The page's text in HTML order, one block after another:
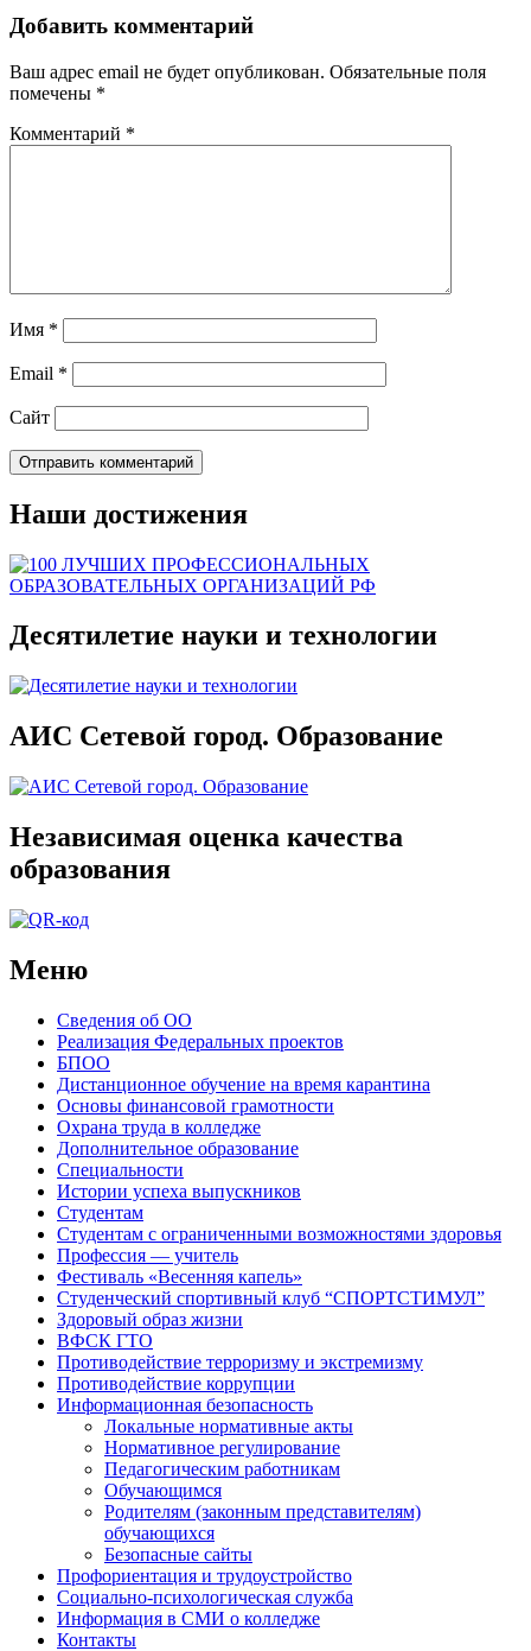
Добавить комментарий
Ваш адрес email не будет опубликован. Обязательные поля
помечены *
Комментарий *
Имя *
Email *
Сайт
Наши достижения
Десятилетие науки и технологии
АИС Сетевой город. Образование
Независимая оценка качества
образования
Меню
Сведения об ОО
Реализация Федеральных проектов
БПОО
Дистанционное обучение на время карантина
Основы финансовой грамотности
Охрана труда в колледже
Дополнительное образование
Специальности
Истории успеха выпускников
Студентам
Студентам с ограниченными возможностями здоровья
Профессия — учитель
Фестиваль «Весенняя капель»
Студенческий спортивный клуб “СПОРТСТИМУЛ”
Здоровый образ жизни
ВФСК ГТО
Противодействие терроризму и экстремизму
Противодействие коррупции
Информационная безопасность
Локальные нормативные акты
Нормативное регулирование
Педагогическим работникам
Обучающимся
Родителям (законным представителям)
обучающихся
Безопасные сайты
Профориентация и трудоустройство
Социально-психологическая служба
Информация в СМИ о колледже
Контакты